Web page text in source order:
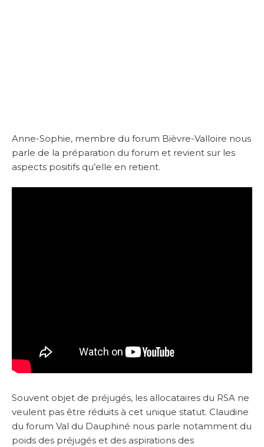
Anne-Sophie, membre du forum Bièvre-Valloire nous
parle de la préparation du forum et revient sur les
aspects positifs qu’elle en retient.
Souvent objet de préjugés, les allocataires du RSA ne
veulent pas être réduits à cet unique statut. Claudine
du forum Val du Dauphiné nous parle notamment du
poids des préjugés et des aspirations des